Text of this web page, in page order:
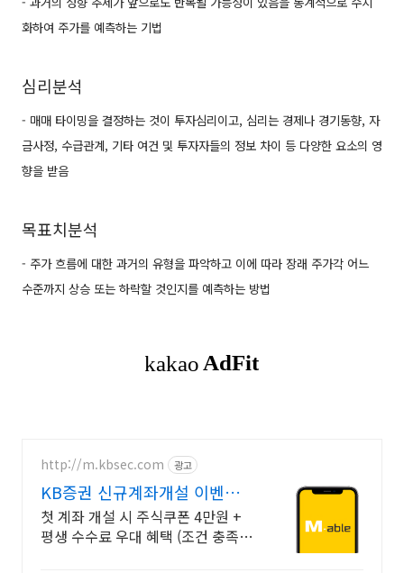
화하여 주가를 예측하는 기법
심리분석
- 매매 타이밍을 결정하는 것이 투자심리이고, 심리는 경제나 경기동향, 자
금사정, 수급관계, 기타 여건 및 투자자들의 정보 차이 등 다양한 요소의 영
향을 받음
목표치분석
- 주가 흐름에 대한 과거의 유형을 파악하고 이에 따라 장래 주가각 어느
수준까지 상승 또는 하락할 것인지를 예측하는 방법
http://m.kbsec.com 광고
KB증권 신규계좌개설 이벤트
국내주식쿠폰 최대 5만원
첫 계좌 개설 시 주식쿠폰 4만원 +
평생 수수료 우대 혜택 (조건 충족